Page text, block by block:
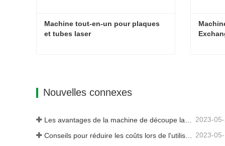
20D 16D
6KW ci-dessous : O2 6KW ci-
Machine tout-en-un pour plaques
et tubes laser
Nouvelles connexes
2023-
Conseils pour réduire les coûts lors de l'utilisation de machines de découpe laser 2023-